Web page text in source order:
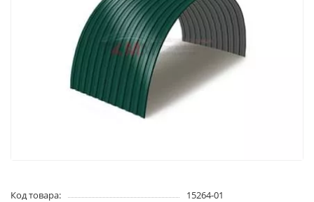
Код товара:
15264-01